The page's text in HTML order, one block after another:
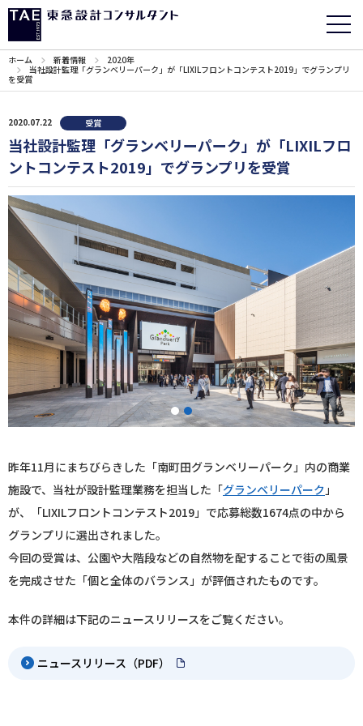
ホーム 新着情報
2020年
当社設計監理「グランベリーパーク」が「LIXILフロントコンテスト2019」でグランプリ
を受賞
2020.07.22 受賞
当社設計監理「グランベリーパーク」が「LIXILフロ
ントコンテスト2019」でグランプリを受賞
1 2
昨年11月にまちびらきした「南町田グランベリーパーク」内の商業
施設で、当社が設計監理業務を担当した「グランベリーパーク 」
が、「LIXILフロントコンテスト2019」で応募総数1674点の中から
グランプリに選出されました。
今回の受賞は、公園や大階段などの自然物を配することで街の風景
を完成させた「個と全体のバランス」が評価されたものです。
本件の詳細は下記のニュースリリースをご覧ください。
ニュースリリース（PDF）